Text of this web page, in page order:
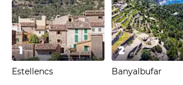
1
Estellencs
2
Banyalbufar